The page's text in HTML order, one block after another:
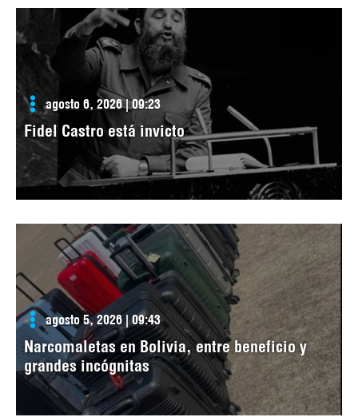
agosto 6, 2026 | 09:23
Fidel Castro está invicto
agosto 5, 2026 | 09:43
Narcomaletas en Bolivia, entre beneficio y
grandes incógnitas